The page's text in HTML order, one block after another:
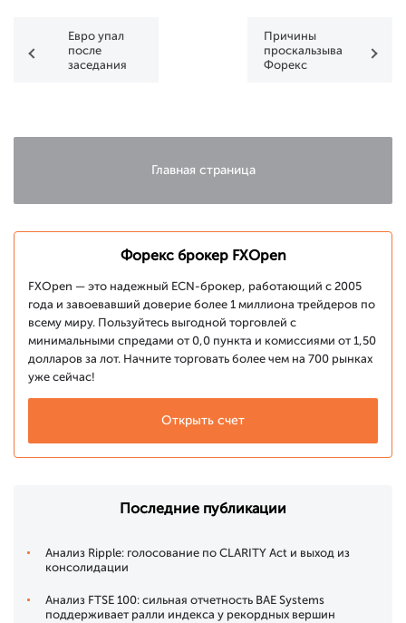
Евро упал
после
заседания
Причины
проскальзывания
Форекс
Главная страница
Форекс брокер FXOpen
FXOpen — это надежный ECN-брокер, работающий с 2005
года и завоевавший доверие более 1 миллиона трейдеров по
всему миру. Пользуйтесь выгодной торговлей с
минимальными спредами от 0,0 пункта и комиссиями от 1,50
долларов за лот. Начните торговать более чем на 700 рынках
уже сейчас!
Открыть счет
Последние публикации
Анализ Ripple: голосование по CLARITY Act и выход из
консолидации
Анализ FTSE 100: сильная отчетность BAE Systems
поддерживает ралли индекса у рекордных вершин